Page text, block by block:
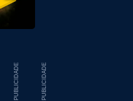
PUBLICIDADE
PUBLICIDADE